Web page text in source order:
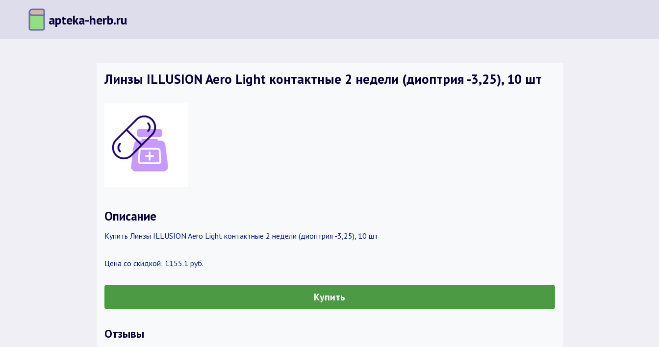
содержимому
apteka-herb.ru
Линзы ILLUSION Aero Light контактные 2 недели (диоптрия -3,25), 10 шт
Описание
Купить Линзы ILLUSION Aero Light контактные 2 недели (диоптрия -3,25), 10 шт
Цена со скидкой: 1155.1 руб.
Купить
Отзывы